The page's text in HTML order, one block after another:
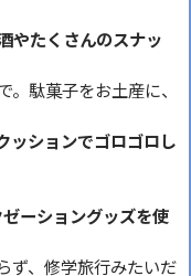
やたくさんのスナッ
菓子をお土産に、
ッションでゴロゴロし
ーショングッズを使
、修学旅行みたいだ